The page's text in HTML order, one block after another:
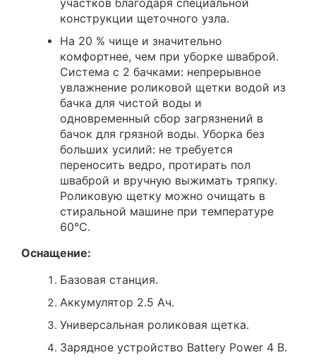
участков благодаря специальной
конструкции щеточного узла.
На 20 % чище и значительно
комфортнее, чем при уборке шваброй.
Система с 2 бачками: непрерывное
увлажнение роликовой щетки водой из
бачка для чистой воды и
одновременный сбор загрязнений в
бачок для грязной воды. Уборка без
больших усилий: не требуется
переносить ведро, протирать пол
шваброй и вручную выжимать тряпку.
Роликовую щетку можно очищать в
стиральной машине при температуре
60°C.
Оснащение:
Базовая станция.
Аккумулятор 2.5 Ач.
Универсальная роликовая щетка.
Зарядное устройство Battery Power 4 В.